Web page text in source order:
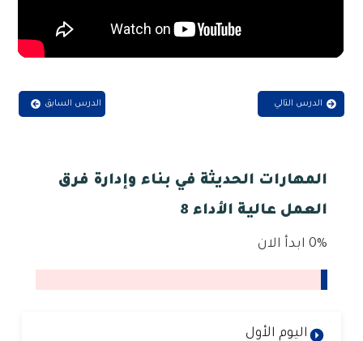
الدرس التالي الدرس السابق
المهارات الحديثة في بناء وإدارة فرق
العمل عالية الأداء 8
0% ابدأ الان
اليوم الأول